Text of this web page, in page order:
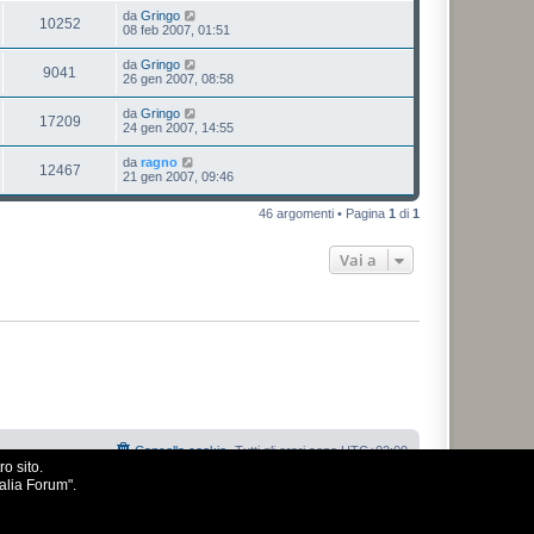
10252 da Gringo
08 feb 2007, 01:51
9041 da Gringo
26 gen 2007, 08:58
17209 da Gringo
24 gen 2007, 14:55
12467 da ragno
21 gen 2007, 09:46
46 argomenti • Pagina 1 di 1
Vai a
Tutti gli orari sonoUTC+02:00
Cancella cookie
sito.
Forum".